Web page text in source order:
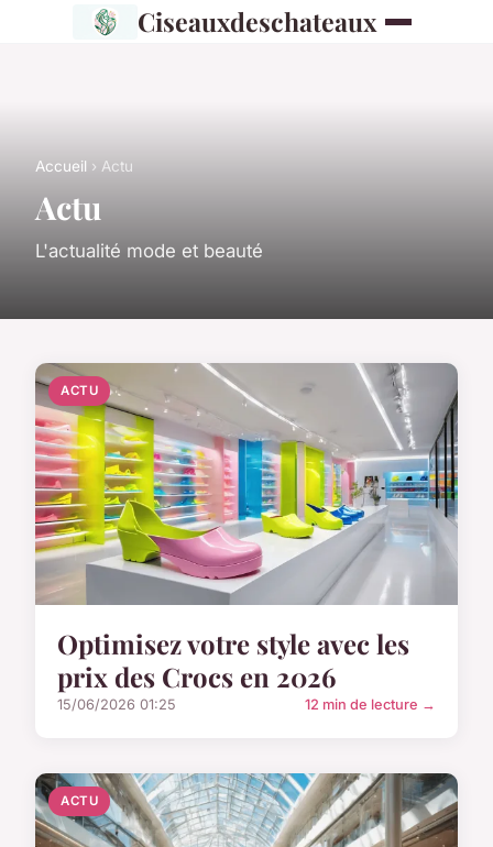
Ciseauxdeschateaux
Accueil › Actu
Actu
L'actualité mode et beauté
ACTU
Optimisez votre style avec les
prix des Crocs en 2026
15/06/2026 01:25 12 min de lecture →
ACTU